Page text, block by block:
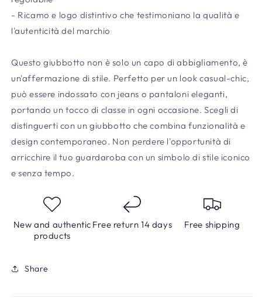
- Ricamo e logo distintivo che testimoniano la qualità e
l'autenticità del marchio
Questo giubbotto non è solo un capo di abbigliamento, è
un'affermazione di stile. Perfetto per un look casual-chic,
può essere indossato con jeans o pantaloni eleganti,
portando un tocco di classe in ogni occasione. Scegli di
distinguerti con un giubbotto che combina funzionalità e
design contemporaneo. Non perdere l'opportunità di
arricchire il tuo guardaroba con un simbolo di stile iconico
e senza tempo.
New and authentic
products
Free return 14 days Free shipping
Share